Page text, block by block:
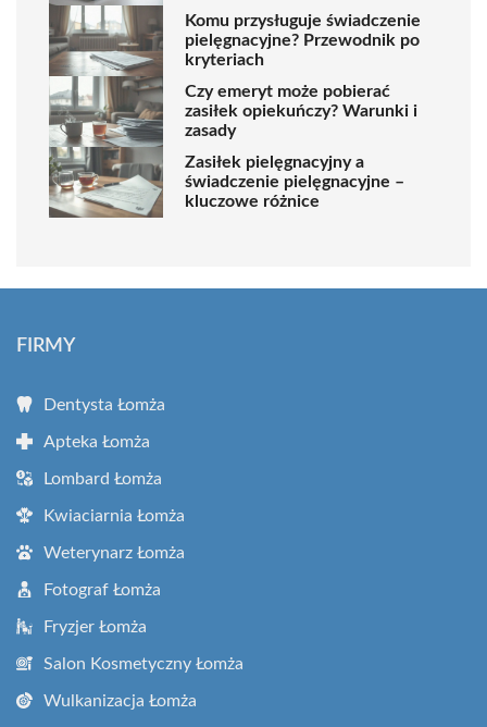
Komu przysługuje świadczenie
pielęgnacyjne? Przewodnik po
kryteriach
Czy emeryt może pobierać
zasiłek opiekuńczy? Warunki i
zasady
Zasiłek pielęgnacyjny a
świadczenie pielęgnacyjne –
kluczowe różnice
FIRMY
Dentysta Łomża
Apteka Łomża
Lombard Łomża
Kwiaciarnia Łomża
Weterynarz Łomża
Fotograf Łomża
Fryzjer Łomża
Salon Kosmetyczny Łomża
Wulkanizacja Łomża